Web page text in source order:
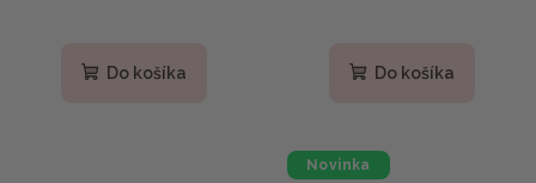
produktu
Do košíka Do košíka
Novinka